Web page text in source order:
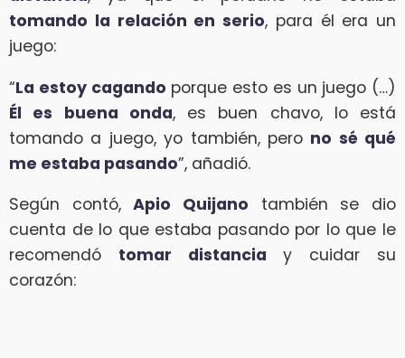
tomando la relación en serio, para él era un
juego:
“La estoy cagando porque esto es un juego (…)
Él es buena onda, es buen chavo, lo está
tomando a juego, yo también, pero no sé qué
me estaba pasando”, añadió.
Según contó,Apio Quijano también se dio
cuenta de lo que estaba pasando por lo que le
recomendó tomar distancia y cuidar su
corazón: